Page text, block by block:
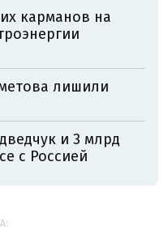
карманов на
лишили
и 3 млрд
с Россией